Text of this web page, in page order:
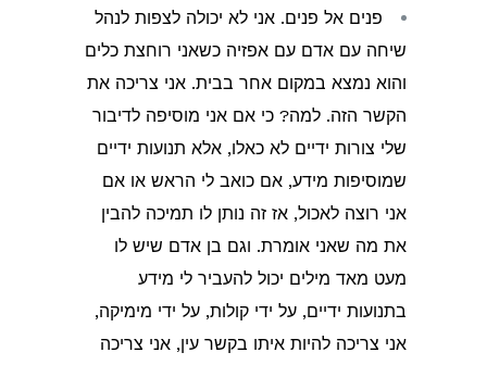
פנים אל פנים. אני לא יכולה לצפות לנהל
שיחה עם אדם עם אפזיה כשאני רוחצת כלים
והוא נמצא במקום אחר בבית. אני צריכה את
הקשר הזה. למה? כי אם אני מוסיפה לדיבור
שלי צורות ידיים לא כאלו, אלא תנועות ידיים
שמוסיפות מידע, אם כואב לי הראש או אם
אני רוצה לאכול, אז זה נותן לו תמיכה להבין
את מה שאני אומרת. וגם בן אדם שיש לו
מעט מאד מילים יכול להעביר לי מידע
בתנועות ידיים, על ידי קולות, על ידי מימיקה,
אני צריכה להיות איתו בקשר עין, אני צריכה